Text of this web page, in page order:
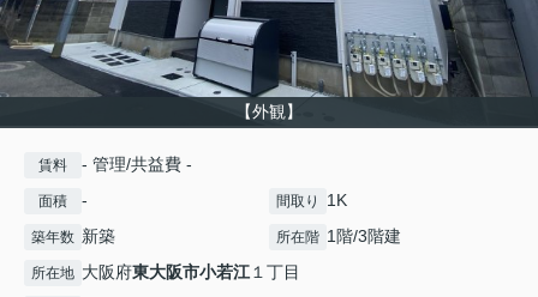
【外観】
賃料 - 管理/共益費 -
面積 - 間取り 1K
築年数 新築 所在階 1階/3階建
所在地 大阪府東大阪市小若江１丁目